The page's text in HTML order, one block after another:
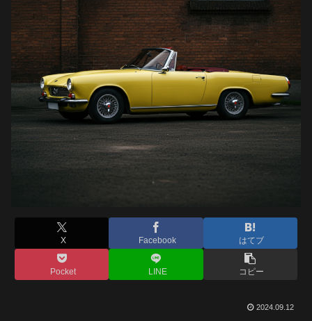
X Facebook はてブ
Pocket LINE コピー
2024.09.12